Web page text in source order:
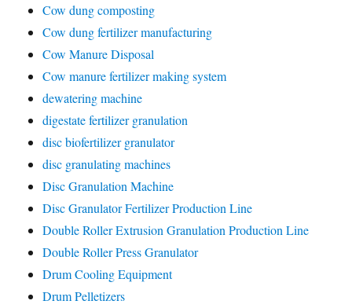
Cow dung composting
Cow dung fertilizer manufacturing
Cow Manure Disposal
Cow manure fertilizer making system
dewatering machine
digestate fertilizer granulation
disc biofertilizer granulator
disc granulating machines
Disc Granulation Machine
Disc Granulator Fertilizer Production Line
Double Roller Extrusion Granulation Production Line
Double Roller Press Granulator
Drum Cooling Equipment
Drum Pelletizers